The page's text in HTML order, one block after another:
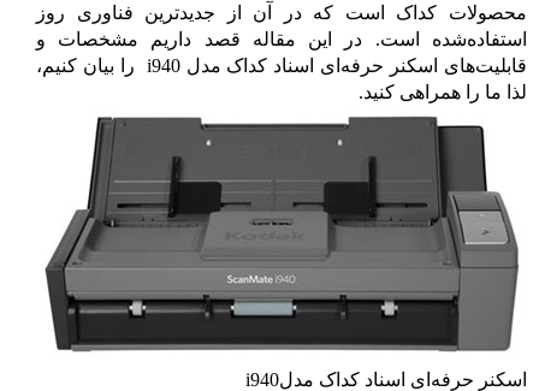
محصولات کداک است که در آن از جدیدترین فناوری روز
استفاده‌شده است. در این مقاله قصد داریم مشخصات و
قابلیت‌های
اسکنر حرفه‌ای اسناد کداک مدل i940
را بیان کنیم،
لذا ما را همراهی کنید.
اسکنر حرفه‌ای اسناد کداک مدلi940